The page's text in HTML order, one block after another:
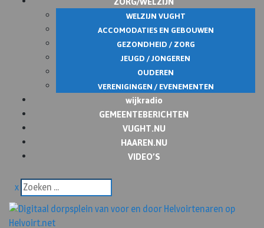
WELZIJN VUGHT
ACCOMODATIES EN GEBOUWEN
GEZONDHEID / ZORG
JEUGD / JONGEREN
OUDEREN
VERENIGINGEN / EVENEMENTEN
wijkradio
GEMEENTEBERICHTEN
VUGHT.NU
HAAREN.NU
VIDEO’S
x